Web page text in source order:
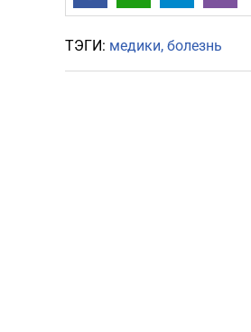
ТЭГИ: медики болезнь